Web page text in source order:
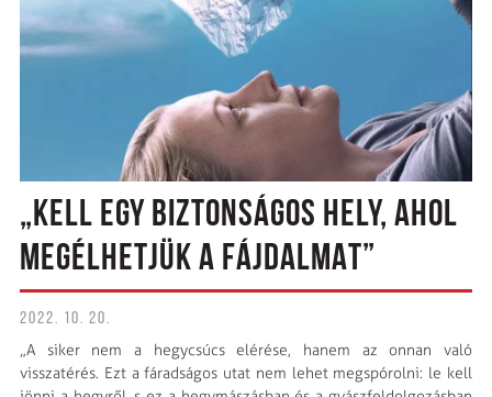
„KELL EGY BIZTONSÁGOS HELY, AHOL
MEGÉLHETJÜK A FÁJDALMAT”
2022. 10. 20.
„A siker nem a hegycsúcs elérése, hanem az onnan való
visszatérés. Ezt a fáradságos utat nem lehet megspórolni: le kell